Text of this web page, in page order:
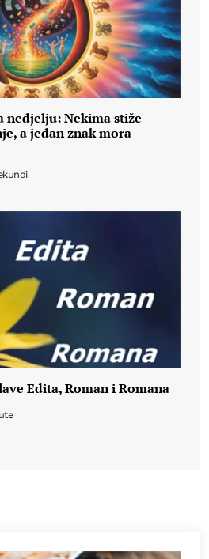
nedjelju: Nekima stiže
a jedan znak mora
Edita, Roman i Romana